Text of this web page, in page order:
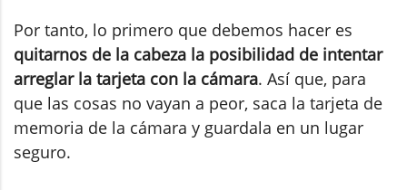
Por tanto, lo primero que debemos hacer es
quitarnos de la cabeza la posibilidad de intentar
arreglar la tarjeta con la cámara. Así que, para
que las cosas no vayan a peor, saca la tarjeta de
memoria de la cámara y guardala en un lugar
seguro.